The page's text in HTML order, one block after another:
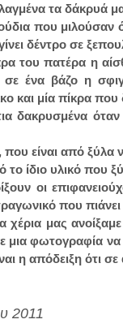
τα δάκρυά
που
δέντρο σε
του πατέρα η
σε ένα βάζο η
και μία πίκρα
δακρυσμένα όταν
είναι από ξύλα
ίδιο υλικό που
οι
που
μας
φωτογραφία να
η απόδειξη ότι
2011